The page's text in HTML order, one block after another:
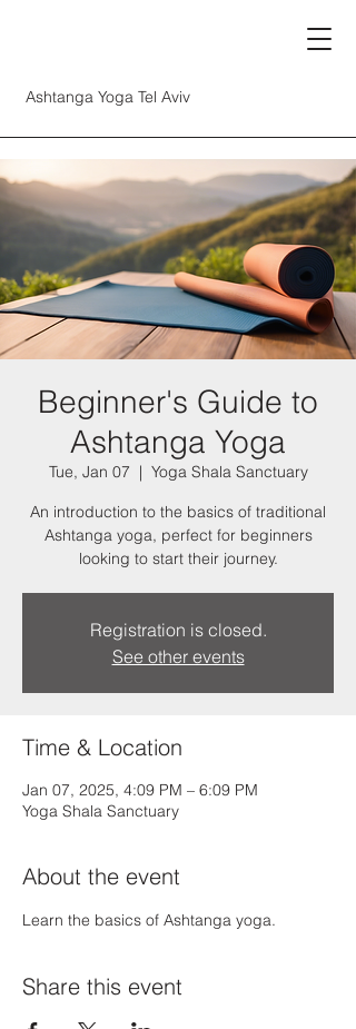
Ashtanga Yoga Tel Aviv
Beginner's Guide to
Ashtanga Yoga
Tue, Jan 07
  |
Yoga Shala Sanctuary
An introduction to the basics of traditional
Ashtanga yoga, perfect for beginners
looking to start their journey.
Registration is closed.
See other events
Time & Location
Jan 07, 2025, 4:09 PM – 6:09 PM
Yoga Shala Sanctuary
About the event
Learn the basics of Ashtanga yoga.
Share this event